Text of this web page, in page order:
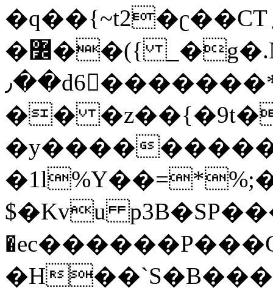
�q��{~t2�ʗ��CT؍���������{�~}ur����u�}o����(�:�j���=����{�۝Vo�An��J^��������M\M�'{{l�i
�߼��({ _�g�.Nfӻg����f7z91o^��̤^�>��2�`�:|#dk�{>�>>&�tsw�Nwo�?
٫��d6򆧇�������*��[|^]oo���NW~zz>�X&�u�=K?
��
�y����
$�Kvu
�H